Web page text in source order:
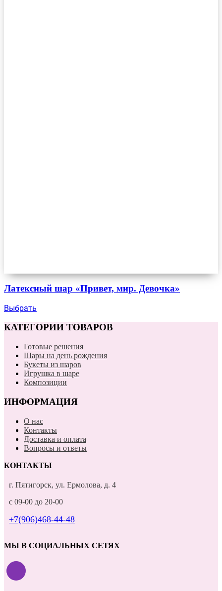
Латексный шар «Привет, мир. Девочка»
Выбрать
КАТЕГОРИИ ТОВАРОВ
Готовые решения
Шары на день рождения
Букеты из шаров
Игрушка в шаре
Композиции
ИНФОРМАЦИЯ
О нас
Контакты
Доставка и оплата
Вопросы и ответы
КОНТАКТЫ
г. Пятигорск, ул. Ермолова, д. 4
с 09-00 до 20-00
+7(906)468-44-48
МЫ В СОЦИАЛЬНЫХ СЕТЯХ